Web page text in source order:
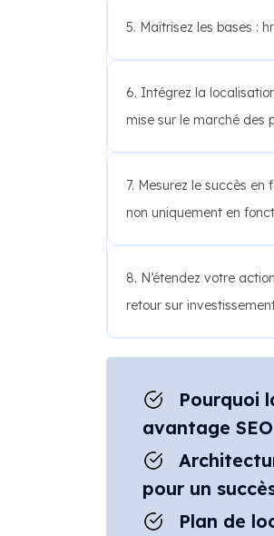
5. Maîtrisez les bases :
6. Intégrez la
mise sur le marché des
7. Mesurez le succès
non uniquement en
8. N’étendez votre
retour sur
Pourquoi
avantage
pour un
Plan de